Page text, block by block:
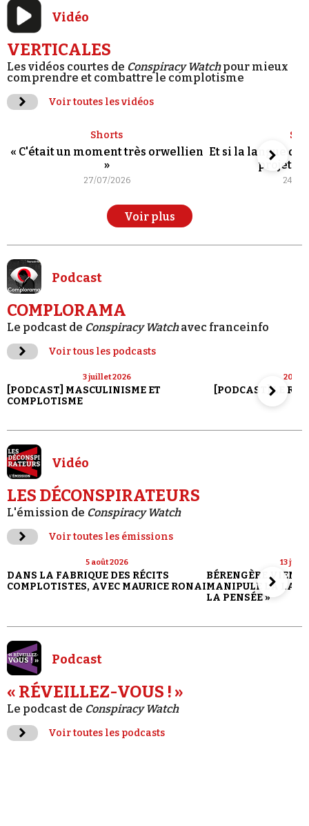
Vidéo
VERTICALES
Les vidéos courtes de Conspiracy Watchpour mieux
comprendre et combattre le complotisme
Voir toutes les vidéos
Shorts
« C'était un moment très orwellien
»
27/07/2026
Et si la langue de
projet
24/
Voir plus
Podcast
COMPLORAMA
Le podcast de Conspiracy Watchavec franceinfo
Voir tous les podcasts
3 juillet 2026
[PODCAST] MASCULINISME ET
COMPLOTISME
20
[PODCAST] LE
Vidéo
LES DÉCONSPIRATEURS
L'émission de Conspiracy Watch
Voir toutes les émissions
5 août 2026
DANS LA FABRIQUE DES RÉCITS
COMPLOTISTES, AVEC MAURICE RONAI
13
BÉRENGÈRE
MANIPULE LA
LA PENSÉE »
Podcast
« RÉVEILLEZ-VOUS ! »
Le podcast de Conspiracy Watch
Voir toutes les podcasts